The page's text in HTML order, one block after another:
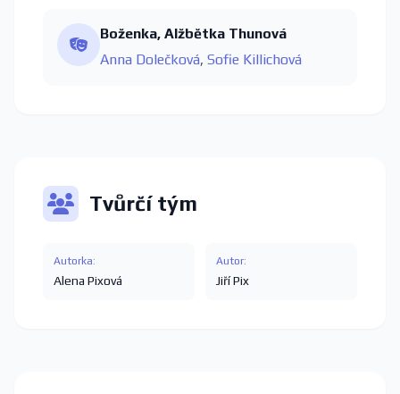
Boženka, Alžbětka Thunová
Anna Dolečková, Sofie Killichová
Tvůrčí tým
Autorka:
Alena Pixová
Autor:
Jiří Pix